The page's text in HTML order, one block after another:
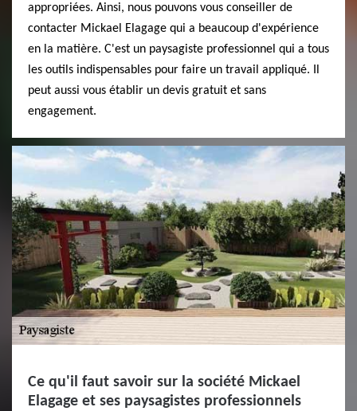
appropriées. Ainsi, nous pouvons vous conseiller de
contacter Mickael Elagage qui a beaucoup d'expérience
en la matière. C'est un paysagiste professionnel qui a tous
les outils indispensables pour faire un travail appliqué. Il
peut aussi vous établir un devis gratuit et sans
engagement.
Ce qu'il faut savoir sur la société Mickael
Elagage et ses paysagistes professionnels